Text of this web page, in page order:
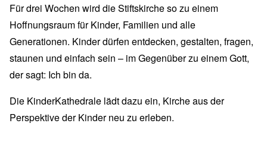
Für drei Wochen wird die Stiftskirche so zu einem
Hoffnungsraum für Kinder, Familien und alle
Generationen. Kinder dürfen entdecken, gestalten, fragen,
staunen und einfach sein – im Gegenüber zu einem Gott,
der sagt: Ich bin da.
Die KinderKathedrale lädt dazu ein, Kirche aus der
Perspektive der Kinder neu zu erleben.